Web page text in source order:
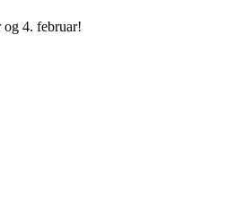
4. februar!